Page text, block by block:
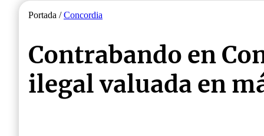
Portada /Concordia
Contrabando en
ilegal valuada en